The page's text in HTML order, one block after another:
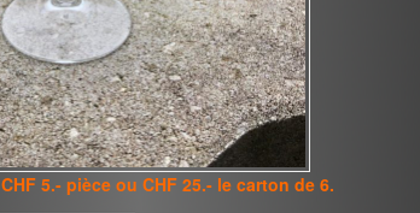
CHF 5.- pièce ou CHF 25.- le carton de 6.